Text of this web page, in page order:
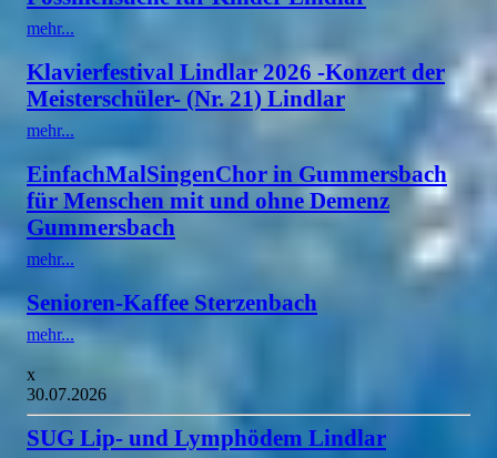
mehr...
Klavierfestival Lindlar 2026 -Konzert der
Meisterschüler- (Nr. 21) Lindlar
mehr...
EinfachMalSingenChor in Gummersbach
für Menschen mit und ohne Demenz
Gummersbach
mehr...
Senioren-Kaffee Sterzenbach
mehr...
x
30.07.2026
SUG Lip- und Lymphödem Lindlar